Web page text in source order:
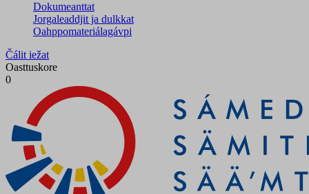
Dokumeanttat
Jorgaleaddjit ja dulkkat
Oahppomateriálagávpi
Čálit iežat
Oasttuskore
0